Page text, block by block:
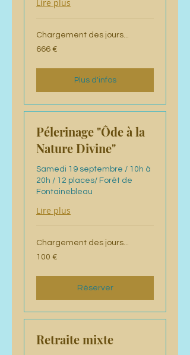
Lire plus
Chargement des jours...
666
euros
666 €
Plus d'infos
Pélerinage "Ôde à la
Nature Divine"
Samedi 19 septembre / 10h à
20h / 12 places/ Forêt de
Fontainebleau
Lire plus
Chargement des jours...
100
euros
100 €
Réserver
Retraite mixte